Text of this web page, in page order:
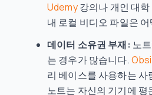
Udemy강의나 개인 대학
내 로컬 비디오 파일은
데이터 소유권 부재: 노
는 경우가 많습니다.
리 베이스를 사용하는
노트는 자신의 기기에 평